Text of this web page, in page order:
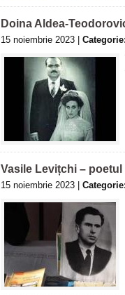
Doina Aldea-
15 noiembrie 2023 |
Vasile Levițchi –
15 noiembrie 2023 |